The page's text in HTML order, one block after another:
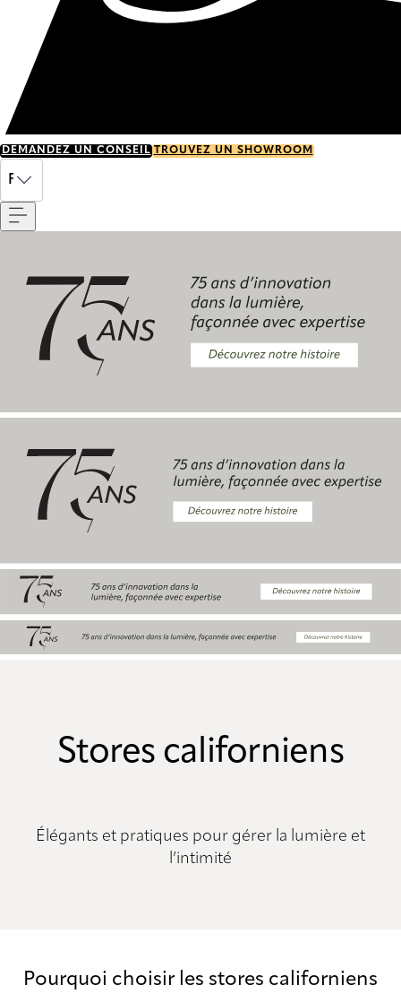
DEMANDEZ UN CONSEIL TROUVEZ UN SHOWROOM
FR
Stores californiens
Élégants et pratiques pour gérer la lumière et
l’intimité
Pourquoi choisir les stores californiens